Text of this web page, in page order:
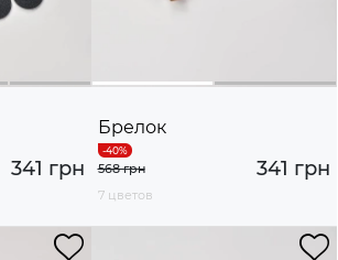
341 грн
Брелок
341 грн
568 грн
7 цветов